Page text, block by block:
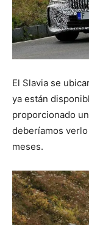
El Slavia se
ya están
proporcionado
deberíamos
meses.